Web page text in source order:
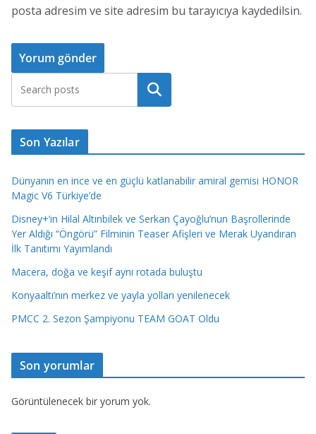
posta adresim ve site adresim bu tarayıcıya kaydedilsin.
Ara
Son Yazılar
Dünyanın en ince ve en güçlü katlanabilir amiral gemisi HONOR
Magic V6 Türkiye’de
Disney+’ın Hilal Altınbilek ve Serkan Çayoğlu’nun Başrollerinde
Yer Aldığı “Öngörü” Filminin Teaser Afişleri ve Merak Uyandıran
İlk Tanıtımı Yayımlandı
Macera, doğa ve keşif aynı rotada buluştu
Konyaaltı’nın merkez ve yayla yolları yenilenecek
PMCC 2. Sezon Şampiyonu TEAM GOAT Oldu
Son yorumlar
Görüntülenecek bir yorum yok.